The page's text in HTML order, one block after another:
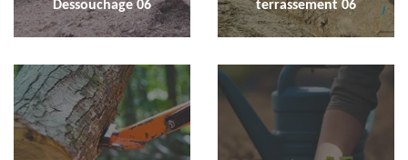
Dessouchage 06
terrassement 06